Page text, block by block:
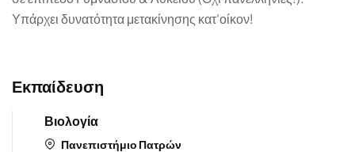
Υπάρχει δυνατότητα μετακίνησης κατ'οίκον!
Εκπαίδευση
Βιολογία
Πανεπιστήμιο Πατρών